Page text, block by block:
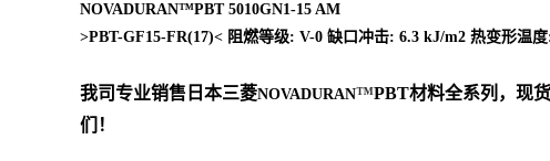
NOVADURAN™PBT 5010GN1-15 AM
>PBT-GF15-FR(17)< 阻燃等级: V-0 缺口冲击: 6.3 kJ/m2 热变形
我司专业销售日本三菱NOVADURAN™PBT材料全系列 ，现
们！